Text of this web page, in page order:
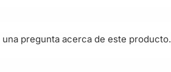
pregunta acerca de este producto.